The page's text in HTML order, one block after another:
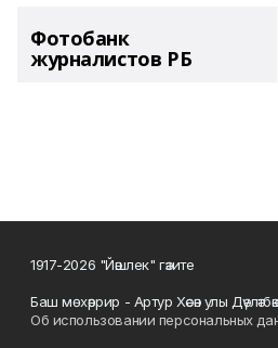
Фотобанк
журналистов РБ
1917-2026 "Йәшлек" гәзите
Баш мөхәррир - Артур Хәсән улы
Об использовании персональных